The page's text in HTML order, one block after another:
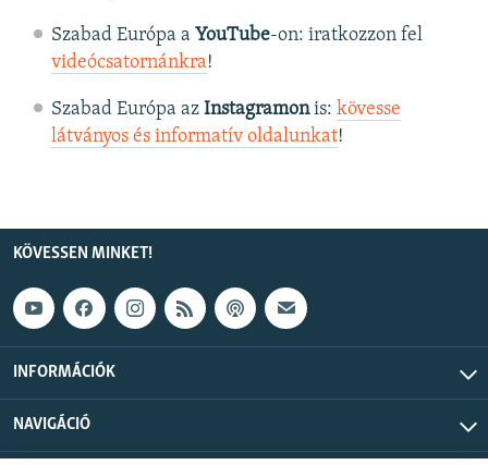
Szabad Európa a YouTube-on: iratkozzon fel
videócsatornánkra!
Szabad Európa az Instagramonis: kövesse
látványos és informatív oldalunkat! ​
KÖVESSEN MINKET!
INFORMÁCIÓK
NAVIGÁCIÓ